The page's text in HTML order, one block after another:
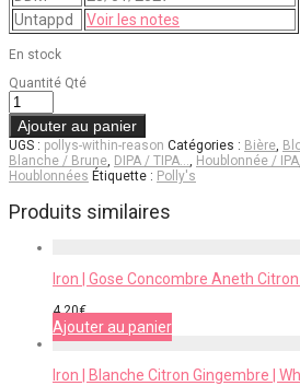
Untappd
Voir les notes
En stock
Quantité Qté
Ajouter au panier
UGS : pollys-within-reason Catégories : Bière,
Blanche / Brune, DIPA / TIPA…, Houblonnée / IPA,
Houblonnées Étiquette : Polly's
Produits similaires
Iron | Gose Concombre Aneth
4,20€
Ajouter au panier
Iron | Blanche Citron Gingembre |